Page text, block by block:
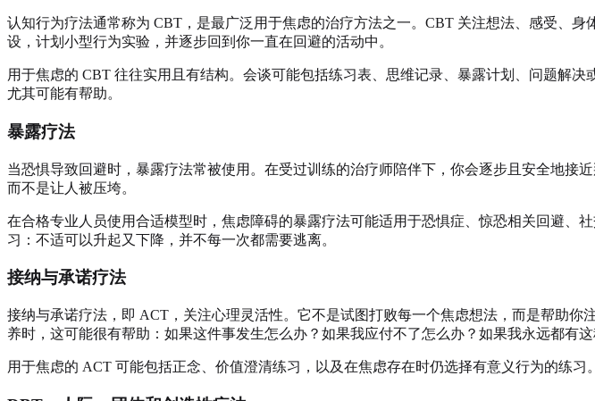
认知行为疗法通常称为 CBT，是最广泛用于焦虑的治疗方法之一。CBT 关注想法、感受、
设，计划小型行为实验，并逐步回到你一直在回避的活动中。
用于焦虑的 CBT 往往实用且有结构。会谈可能包括练习表、思维记录、暴露计划、问题解
尤其可能有帮助。
暴露疗法
当恐惧导致回避时，暴露疗法常被使用。在受过训练的治疗师陪伴下，你会逐步且安全地接
而不是让人被压垮。
在合格专业人员使用合适模型时，焦虑障碍的暴露疗法可能适用于恐惧症、惊恐相关回避、
习：不适可以升起又下降，并不每一次都需要逃离。
接纳与承诺疗法
接纳与承诺疗法，即 ACT，关注心理灵活性。它不是试图打败每一个焦虑想法，而是帮助
养时，这可能很有帮助：如果这件事发生怎么办？如果我应付不了怎么办？如果我永远都有这
用于焦虑的 ACT 可能包括正念、价值澄清练习，以及在焦虑存在时仍选择有意义行为的练